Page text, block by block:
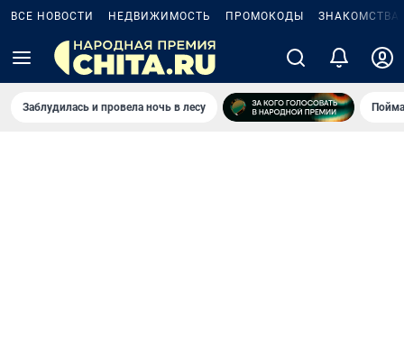
ВСЕ НОВОСТИ НЕДВИЖИМОСТЬ ПРОМОКОДЫ ЗНАКОМСТВА
Заблудилась и провела ночь в лесу